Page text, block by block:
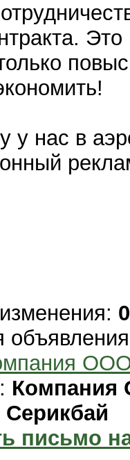
у нас в
Компания
Серикбай
письмо